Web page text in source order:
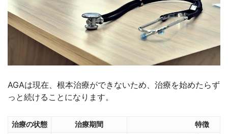
AGAは現在、根本治療ができないため、治療を始めたらず
っと続けることになります。
治療の状態 治療期間 特徴